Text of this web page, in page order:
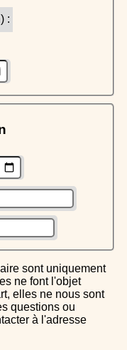
:
ne font l'objet
elles ne nous sont
questions ou
à l'adresse